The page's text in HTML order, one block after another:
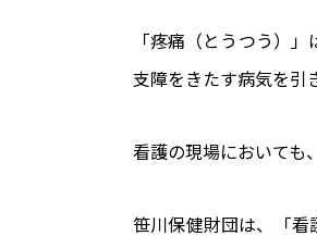
「疼痛（とうつう）
支障をきたす病気を引
看護の現場においても
笹川保健財団は、「